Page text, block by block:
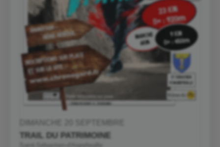
TRAIL DU PATRIMOINE